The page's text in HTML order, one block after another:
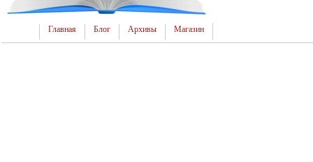
Главная Блог Архивы Магазин